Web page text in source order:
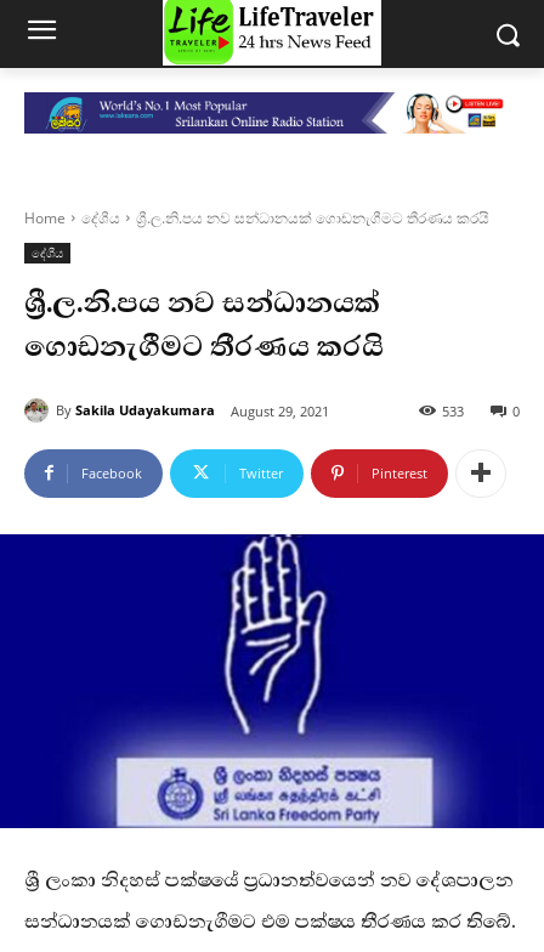
Home දේශීය ශ්‍රී.ල.නි.පය නව සන්ධානයක් ගොඩනැගීමට තීරණය කරයි
දේශීය
ශ්‍රී.ල.නි.පය නව සන්ධානයක්
ගොඩනැගීමට තීරණය කරයි
By Sakila Udayakumara August 29, 2021 0
533
Facebook Twitter Pinterest
ශ්‍රී ලංකා නිදහස් පක්ෂයේ ප්‍රධානත්වයෙන් නව දේශපාලන
සන්ධානයක් ගොඩනැගීමට එම පක්ෂය තීරණය කර තිබේ.